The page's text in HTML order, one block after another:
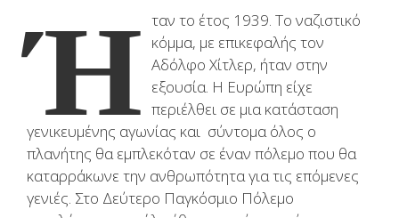
Ή ταν το έτος 1939. Το ναζιστικό
κόμμα, με επικεφαλής τον
Αδόλφο Χίτλερ, ήταν στην
εξουσία. Η Ευρώπη είχε
περιέλθει σε μια κατάσταση
γενικευμένης αγωνίας και σύντομα όλος ο
πλανήτης θα εμπλεκόταν σε έναν πόλεμο που θα
καταρράκωνε την ανθρωπότητα για τις επόμενες
γενιές. Στο Δεύτερο Παγκόσμιο Πόλεμο